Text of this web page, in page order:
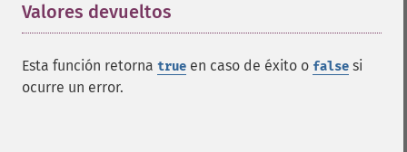
Valores devueltos
Esta función retorna true en caso de éxito o false si
ocurre un error.